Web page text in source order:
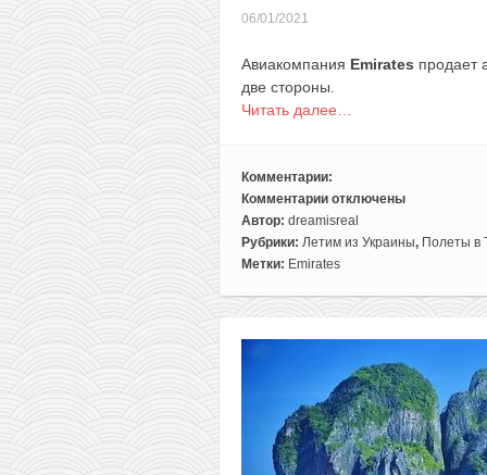
06/01/2021
Авиакомпания Emirates продает
две стороны.
Читать далее…
Комментарии:
Комментарии
к
записи
Emirates:
из
обратно.
отключены
Автор: dreamisreal
Рубрики: Летим из Украины, Полеты в
Метки: Emirates